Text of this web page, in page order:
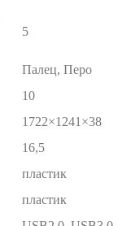
5
Палец, Перо
10
1722×1241×38
16,5
пластик
пластик